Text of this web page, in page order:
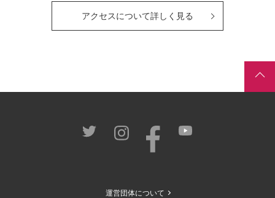
アクセスについて詳しく見る
運営団体について